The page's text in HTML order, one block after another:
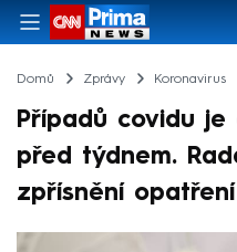
Domů Zprávy Koronavirus
Případů covidu
před týdnem.
zpřísnění opatření